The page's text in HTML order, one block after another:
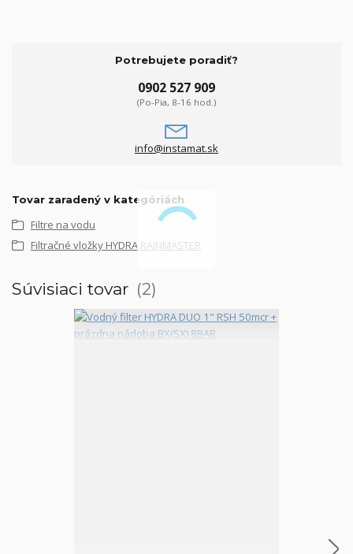
Potrebujete poradiť?
0902 527 909
(Po-Pia, 8-16 hod.)
info@instamat.sk
Tovar zaradený v kategóriách
Filtre na vodu
Filtračné vložky HYDRA RAINMASTER
Súvisiaci tovar 2